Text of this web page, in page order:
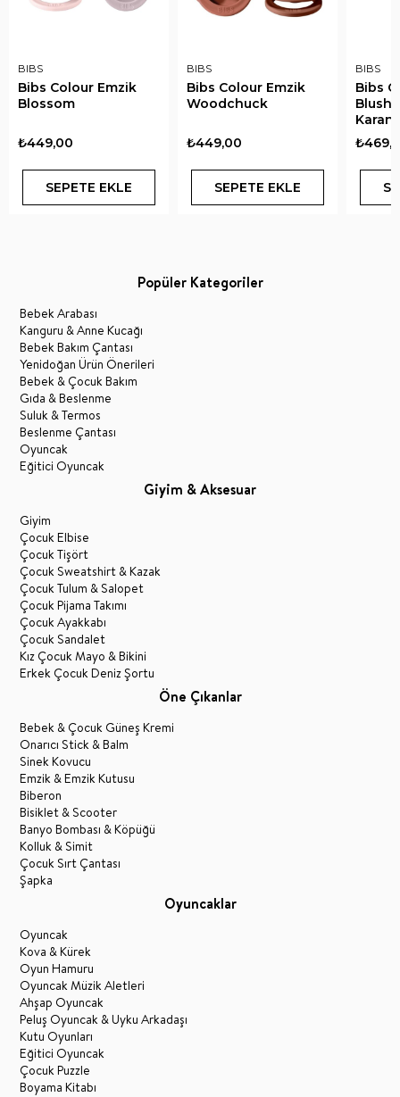
BIBS
Bibs Colour Emzik
Blossom
₺449,00
SEPETE EKLE
BIBS
Bibs Colour Emzik
Woodchuck
₺449,00
SEPETE EKLE
BIBS
Bibs
Blush
Popüler Kategoriler
Bebek Arabası
Kanguru & Anne Kucağı
Bebek Bakım Çantası
Yenidoğan Ürün Önerileri
Bebek & Çocuk Bakım
Gıda & Beslenme
Suluk & Termos
Beslenme Çantası
Oyuncak
Eğitici Oyuncak
Giyim & Aksesuar
Giyim
Çocuk Elbise
Çocuk Tişört
Çocuk Sweatshirt & Kazak
Çocuk Tulum & Salopet
Çocuk Pijama Takımı
Çocuk Ayakkabı
Çocuk Sandalet
Kız Çocuk Mayo & Bikini
Erkek Çocuk Deniz Şortu
Öne Çıkanlar
Bebek & Çocuk Güneş Kremi
Onarıcı Stick & Balm
Sinek Kovucu
Emzik & Emzik Kutusu
Biberon
Bisiklet & Scooter
Banyo Bombası & Köpüğü
Kolluk & Simit
Çocuk Sırt Çantası
Şapka
Oyuncaklar
Oyuncak
Kova & Kürek
Oyun Hamuru
Oyuncak Müzik Aletleri
Ahşap Oyuncak
Peluş Oyuncak & Uyku Arkadaşı
Kutu Oyunları
Eğitici Oyuncak
Çocuk Puzzle
Boyama Kitabı